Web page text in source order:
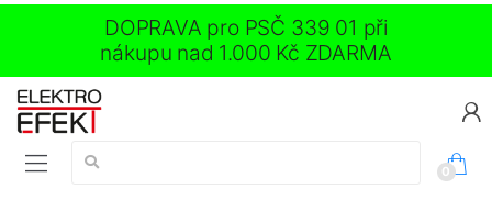
DOPRAVA pro PSČ 339 01 při
nákupu nad 1.000 Kč ZDARMA
Vyhledávání:
0